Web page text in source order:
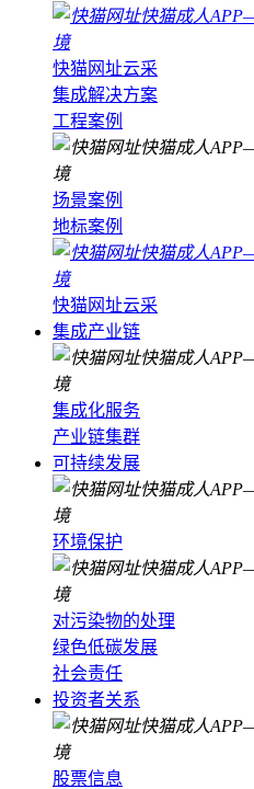
快猫网址云采
集成解决方案
工程案例
场景案例
地标案例
快猫网址云采
集成产业链
集成化服务
产业链集群
可持续发展
环境保护
对污染物的处理
绿色低碳发展
社会责任
投资者关系
股票信息